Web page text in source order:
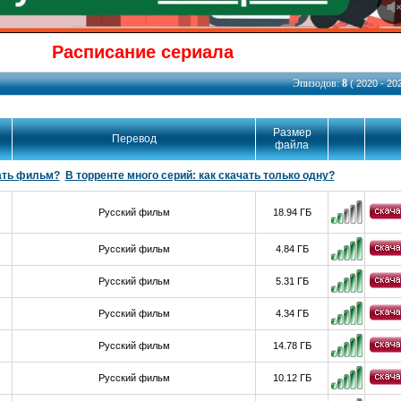
Расписание сериала
Эпизодов:8( 2020 -
Перевод
Размер
файла
фильм? В торренте много серий: как скачать только одну?
Русский фильм 18.94 ГБ
Русский фильм 4.84 ГБ
Русский фильм 5.31 ГБ
Русский фильм 4.34 ГБ
Русский фильм 14.78 ГБ
Русский фильм 10.12 ГБ